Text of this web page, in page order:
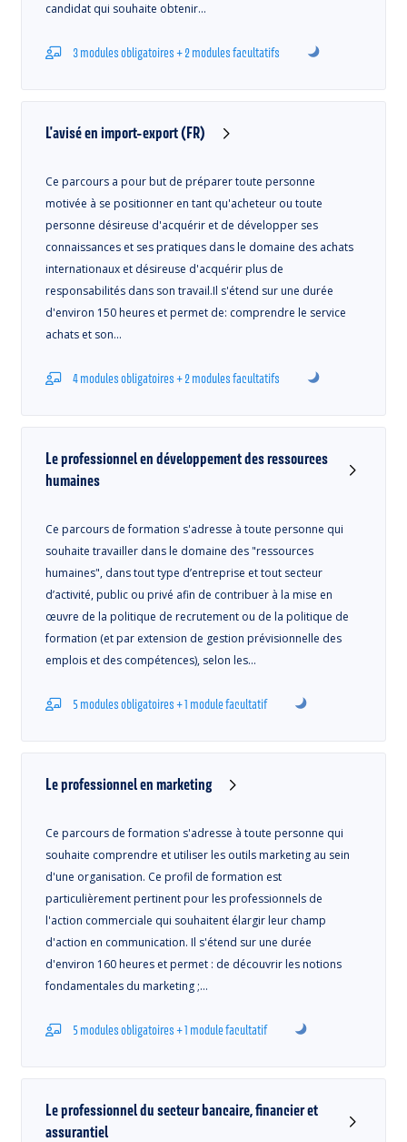
candidat qui souhaite obtenir…
3 modules obligatoires + 2 modules facultatifs
L'avisé en import-export (FR)
Ce parcours a pour but de préparer toute personne
motivée à se positionner en tant qu'acheteur ou toute
personne désireuse d'acquérir et de développer ses
connaissances et ses pratiques dans le domaine des achats
internationaux et désireuse d'acquérir plus de
responsabilités dans son travail.Il s'étend sur une durée
d'environ 150 heures et permet de: comprendre le service
achats et son…
4 modules obligatoires + 2 modules facultatifs
Le professionnel en développement des ressources
humaines
Ce parcours de formation s'adresse à toute personne qui
souhaite travailler dans le domaine des "ressources
humaines", dans tout type d’entreprise et tout secteur
d’activité, public ou privé afin de contribuer à la mise en
œuvre de la politique de recrutement ou de la politique de
formation (et par extension de gestion prévisionnelle des
emplois et des compétences), selon les…
5 modules obligatoires + 1 module facultatif
Le professionnel en marketing
Ce parcours de formation s'adresse à toute personne qui
souhaite comprendre et utiliser les outils marketing au sein
d'une organisation. Ce profil de formation est
particulièrement pertinent pour les professionnels de
l'action commerciale qui souhaitent élargir leur champ
d'action en communication. Il s'étend sur une durée
d'environ 160 heures et permet : de découvrir les notions
fondamentales du marketing ;…
5 modules obligatoires + 1 module facultatif
Le professionnel du secteur bancaire, financier et
assurantiel